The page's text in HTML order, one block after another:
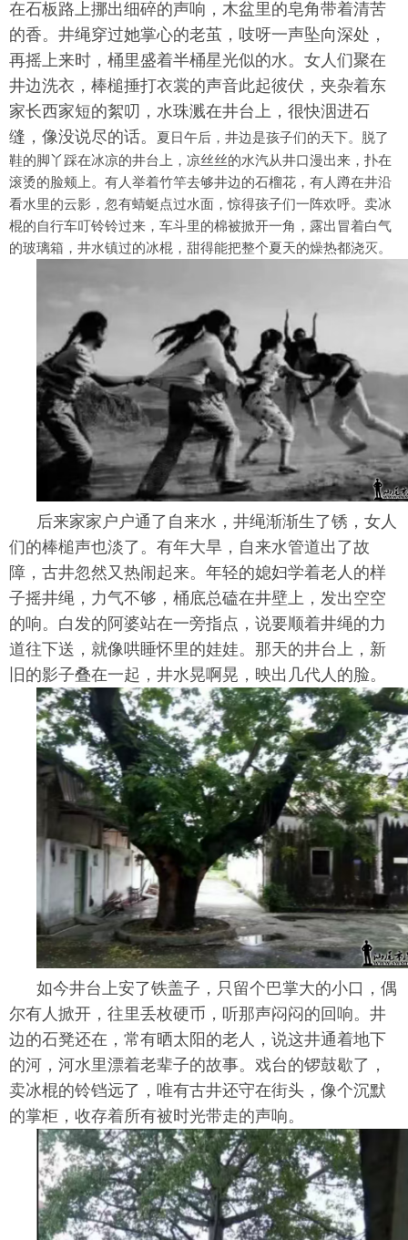
在石板路上挪出细碎的声响，木盆里的皂角带着清苦
的香。井绳穿过她掌心的老茧，吱呀一声坠向深处，
再摇上来时，桶里盛着半桶星光似的水。女人们聚在
井边洗衣，棒槌捶打衣裳的声音此起彼伏，夹杂着东
家长西家短的絮叨，水珠溅在井台上，很快洇进石
缝，像没说尽的话。
夏日午后，井边是孩子们的天下。脱了
鞋的脚丫踩在冰凉的井台上，凉丝丝的水汽从井口漫出来，扑在
滚烫的脸颊上。有人举着竹竿去够井边的石榴花，有人蹲在井沿
看水里的云影，忽有蜻蜓点过水面，惊得孩子们一阵欢呼。卖冰
棍的自行车叮铃铃过来，车斗里的棉被掀开一角，露出冒着白气
的玻璃箱，井水镇过的冰棍，甜得能把整个夏天的燥热都浇灭。
后来家家户户通了自来水，井绳渐渐生了锈，女人
们的棒槌声也淡了。有年大旱，自来水管道出了故
障，古井忽然又热闹起来。年轻的媳妇学着老人的样
子摇井绳，力气不够，桶底总磕在井壁上，发出空空
的响。白发的阿婆站在一旁指点，说要顺着井绳的力
道往下送，就像哄睡怀里的娃娃。那天的井台上，新
旧的影子叠在一起，井水晃啊晃，映出几代人的脸。
如今井台上安了铁盖子，只留个巴掌大的小口，偶
尔有人掀开，往里丢枚硬币，听那声闷闷的回响。井
边的石凳还在，常有晒太阳的老人，说这井通着地下
的河，河水里漂着老辈子的故事。戏台的锣鼓歇了，
卖冰棍的铃铛远了，唯有古井还守在街头，像个沉默
的掌柜，收存着所有被时光带走的声响。